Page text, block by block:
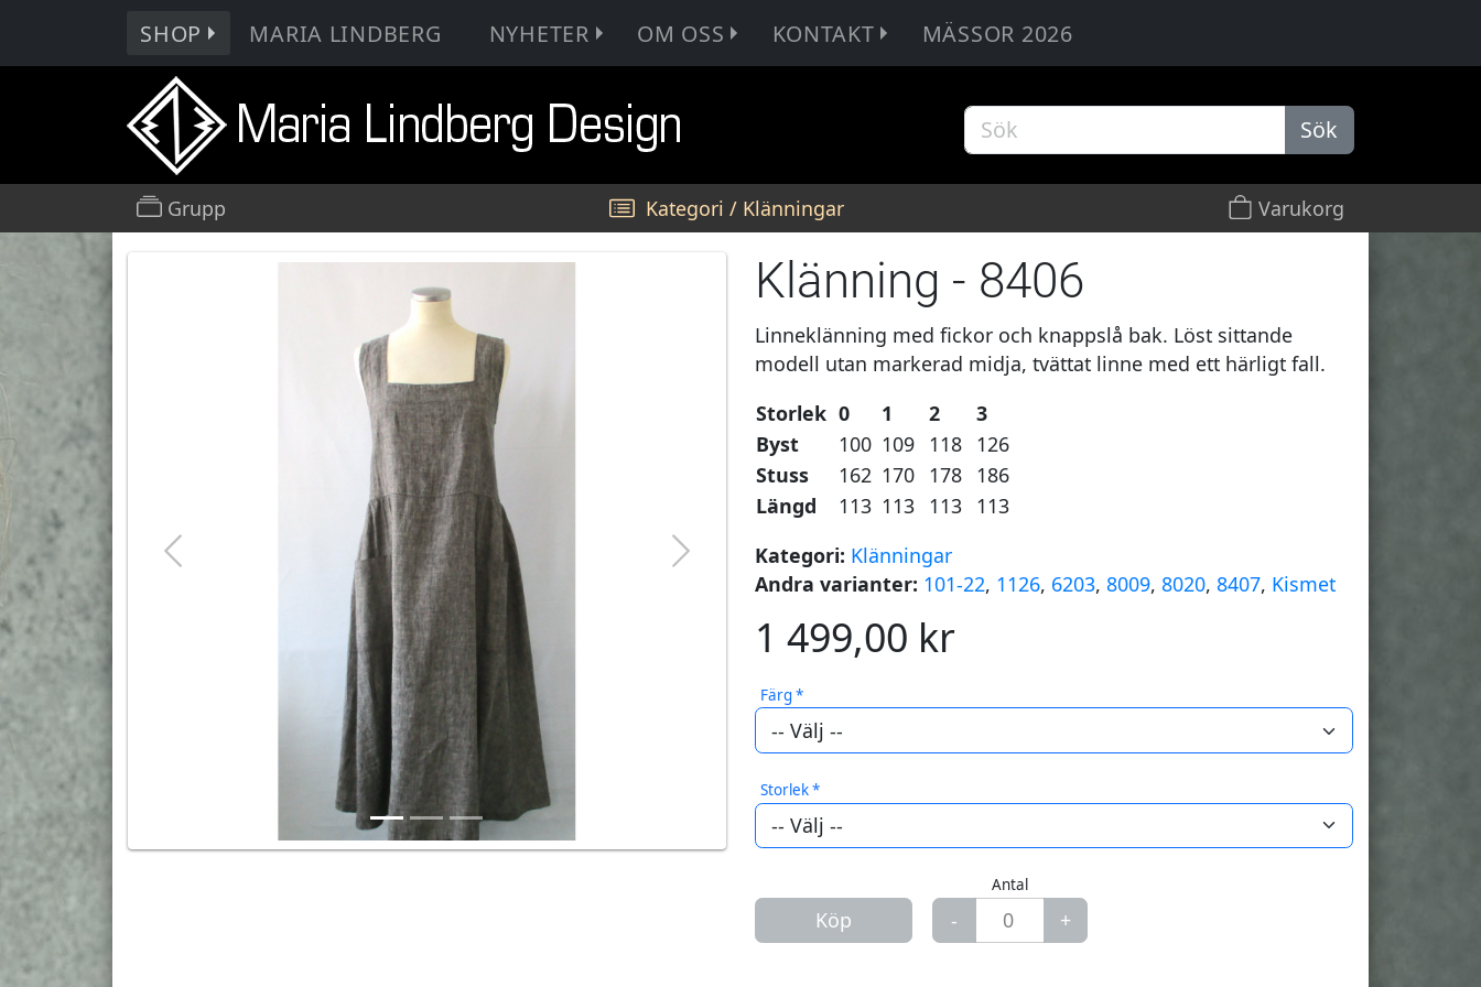
SHOP MARIA LINDBERG NYHETER OM OSS KONTAKT MÄSSOR 2026
Sök
Grupp Kategori / Klänningar Varukorg
Previous Next
Klänning - 8406
Linneklänning med fickor och knappslå bak. Löst sittande
modell utan markerad midja, tvättat linne med ett härligt fall.
Storlek 0 1 2
3
Byst
100 109 118 126
Stuss
162 170 178 186
Längd
113 113 113 113
Kategori: Klänningar
Andra varianter: 101-22, 1126, 6203,8009,8020,8407, Kismet
1 499,00 kr
Färg *
Storlek *
Antal
- +